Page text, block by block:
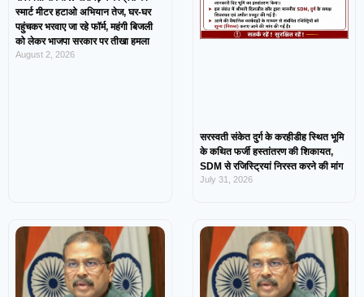
स्मार्ट मीटर हटाओ अभियान तेज, घर-घर
पहुंचकर भरवाए जा रहे फॉर्म, महंगी बिजली
को लेकर भाजपा सरकार पर तीखा हमला
August 2, 2026
सरस्वती संकेत दुर्ग के करहीडीह स्थित भूमि
के कथित फर्जी हस्तांतरण की शिकायत,
SDM से रजिस्ट्रियां निरस्त करने की मांग
July 31, 2026